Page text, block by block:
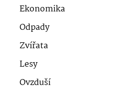
Ekonomika
Odpady
Zvířata
Lesy
Ovzduší